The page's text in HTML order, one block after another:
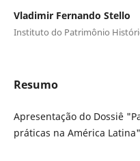
Vladimir Fernando Stello
Instituto do Patrimônio
Resumo
Apresentação do Dossiê
práticas na América Latina"